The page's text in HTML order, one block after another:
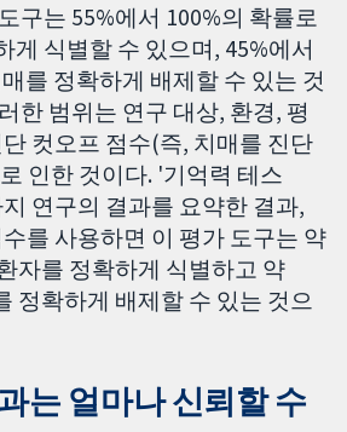
구는 55%에서 100%의 확률로
게 식별할 수 있으며, 45%에서
를 정확하게 배제할 수 있는 것
한 범위는 연구 대상, 환경, 평
컷오프 점수(즉, 치매를 진단
인한 것이다. '기억력 테스
연구의 결과를 요약한 결과,
를 사용하면 이 평가 도구는 약
자를 정확하게 식별하고 약
정확하게 배제할 수 있는 것으
는 얼마나 신뢰할 수